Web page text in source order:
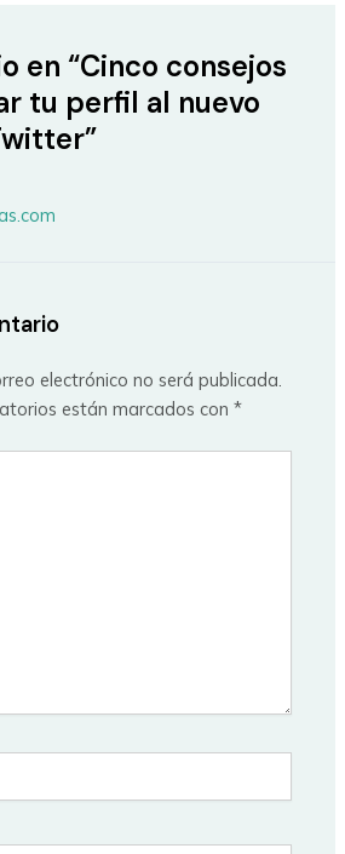
en “Cinco consejos
tu perfil al nuevo
electrónico no será publicada.
están marcados con*